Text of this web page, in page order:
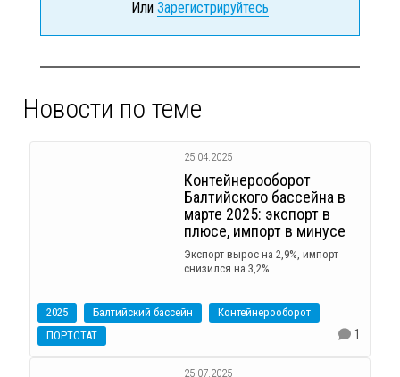
Или Зарегистрируйтесь
Новости по теме
25.04.2025
Контейнерооборот
Балтийского бассейна в
марте 2025: экспорт в
плюсе, импорт в минусе
Экспорт вырос на 2,9%, импорт
снизился на 3,2%.
2025 Балтийский бассейн
Контейнерооборот
ПОРТСТАТ
1
25.07.2025